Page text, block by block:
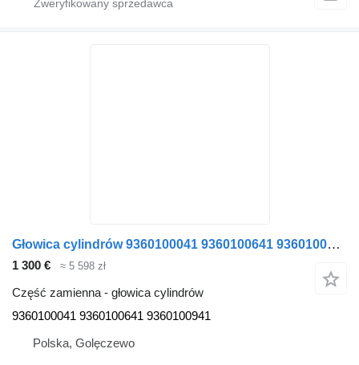
Głowica cylindrów 9360100041 9360100641 9360100941 do ciągnika siodłowego Mercedes-Benz Actros MP4 Atego Antos
1 300 € ≈ 5 598 zł
Część zamienna - głowica cylindrów
9360100041 9360100641 9360100941
Polska, Golęczewo